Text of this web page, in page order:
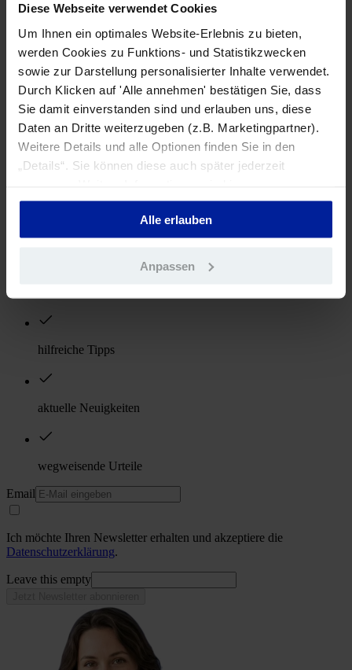
Diese Webseite verwendet Cookies
Um Ihnen ein optimales Website-Erlebnis zu bieten,
werden Cookies zu Funktions- und Statistikzwecken
sowie zur Darstellung personalisierter Inhalte verwendet.
Durch Klicken auf 'Alle annehmen' bestätigen Sie, dass
Sie damit einverstanden sind und erlauben uns, diese
Daten an Dritte weiterzugeben (z.B. Marketingpartner).
Weitere Details und alle Optionen finden Sie in den
„Details“. Sie können diese auch später jederzeit
unsererDatenschutzerklärungzu finden.
Alle erlauben
Anpassen
Felix Höfermann
Ansprechpartner für Presseanfragen
Presse
presse@allright.de
hilfreiche Tipps
aktuelle Neuigkeiten
wegweisende Urteile
Email
Ich möchte Ihren Newsletter erhalten und akzeptiere die
Datenschutzerklärung.
Leave this empty